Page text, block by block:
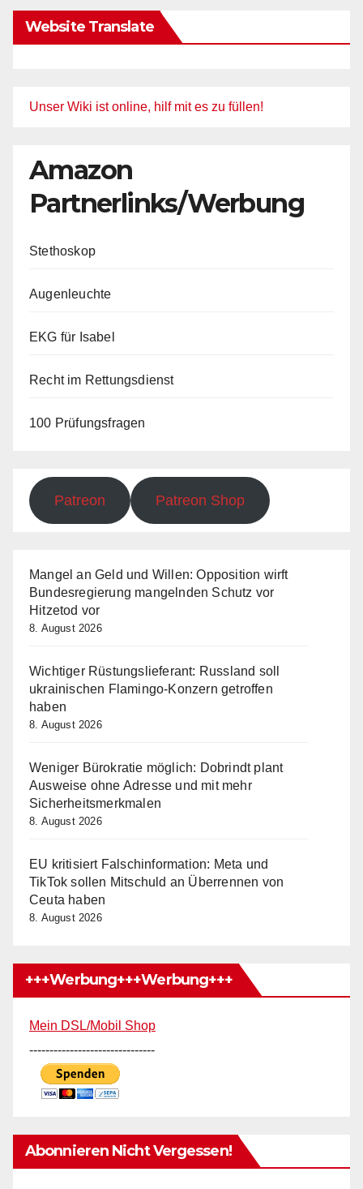
Website Translate
Unser Wiki ist online, hilf mit es zu füllen!
Amazon
Partnerlinks/Werbung
Stethoskop
Augenleuchte
EKG für Isabel
Recht im Rettungsdienst
100 Prüfungsfragen
Patreon Patreon Shop
Mangel an Geld und Willen: Opposition wirft
Bundesregierung mangelnden Schutz vor
Hitzetod vor
8. August 2026
Wichtiger Rüstungslieferant: Russland soll
ukrainischen Flamingo-Konzern getroffen
haben
8. August 2026
Weniger Bürokratie möglich: Dobrindt plant
Ausweise ohne Adresse und mit mehr
Sicherheitsmerkmalen
8. August 2026
EU kritisiert Falschinformation: Meta und
TikTok sollen Mitschuld an Überrennen von
Ceuta haben
8. August 2026
+++Werbung+++Werbung+++
Mein DSL/Mobil Shop
-------------------------------
Abonnieren Nicht Vergessen!